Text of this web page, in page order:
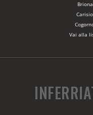
Vai alla